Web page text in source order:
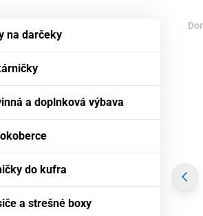
na darčeky
a doplnková výbava
do kufra
a strešné boxy